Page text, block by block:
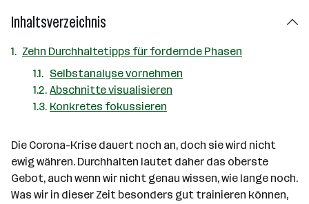
Inhaltsverzeichnis
Zehn Durchhaltetipps für fordernde Phasen
Selbstanalyse vornehmen
Abschnitte visualisieren
Konkretes fokussieren
Die Corona-Krise dauert noch an, doch sie wird nicht
ewig währen. Durchhalten lautet daher das oberste
Gebot, auch wenn wir nicht genau wissen, wie lange noch.
Was wir in dieser Zeit besonders gut trainieren können,